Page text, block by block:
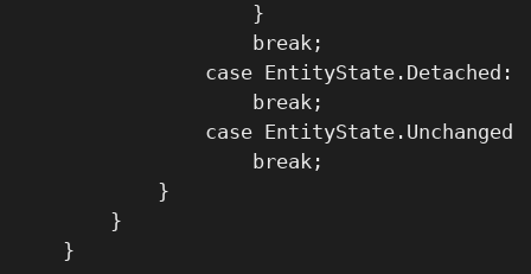
                    }
                    break;
                case EntityState.Detached:
                    break;
                case EntityState.Unchanged:
                    break;
            }
        }
    }